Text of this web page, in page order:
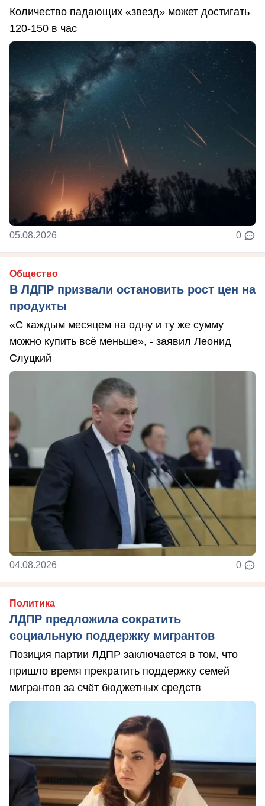
Количество падающих «звезд» может достигать
120-150 в час
05.08.2026 0
Общество
В ЛДПР призвали остановить рост цен на
продукты
«С каждым месяцем на одну и ту же сумму
можно купить всё меньше», - заявил Леонид
Слуцкий
04.08.2026 0
Политика
ЛДПР предложила сократить
социальную поддержку мигрантов
Позиция партии ЛДПР заключается в том, что
пришло время прекратить поддержку семей
мигрантов за счёт бюджетных средств